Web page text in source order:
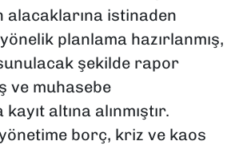
alacaklarına istinaden
planlama hazırlanmış,
şekilde rapor
ve muhasebe
altına alınmıştır.
yönetime borç, kriz ve kaos